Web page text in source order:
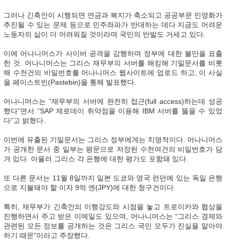
그러나 긴축안이 시행되면 연금과 복지가 축소되고 공공부문 민영화가
추진될 수 있는 문제 등으로 민주좌파가 반대하는 데다 지금도 어려운
노동자의 삶이 더 어려워질 것이라며 국민의 반발도 거세고 있다.
이에 어나니머스가 사이버 공격을 감행하며 정부에 대한 불만을 표출
한 것. 어나니머스는 그리스 재무부의 서버를 해킹해 기밀문서를 비롯
해 수천건의 비밀번호를 어나니머스 웹사이트에 업로드 하고, 이 사실
을 페이스트빈(Pastebin)을 통해 발표했다.
어나니머스는 “재무부의 서버에 완전히 접근(full access)하는데 성공
했다”면서 “SAP 제로데이 취약점을 이용해 IBM 서버를 뚫을 수 있었
다”고 밝혔다.
이번에 유출된 기밀문서는 그리스 정부에게는 치명적이다. 어나니머스
가 공개한 문서 중 일부는 평문으로 저장된 수천여건의 비밀번호가 담
겨 있다. 아울러 그리스 각 은행에 대한 평가도 포함돼 있다.
또 다른 문서는 11월 8일까지 일본 도쿄와 영국 런던에 있는 독일 은행
으로 지불돼야 할 이자 9억 엔(JPY)에 대한 청구건이다.
특히, 재무부가 긴축안의 이행강도와 시점을 놓고 트로이카와 협상을
진행하면서 주고 받은 이메일도 있으며, 어나니머스는 “그리스 경제와
관련된 모든 정보를 공개하는 것은 그리스 국민 모두가 진실을 알아야
하기 때문”이라고 주장했다.